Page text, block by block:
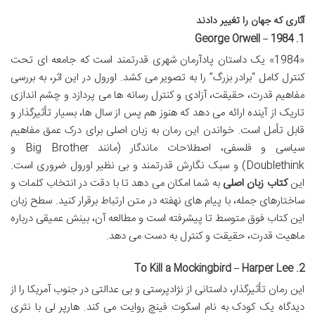
آثاری که جهان را تغییر دادند
1. 1984 – George Orwell
«1984» یک داستان پادآرمان شهری قدرتمند است که جامعه ای تحت
کنترل کامل “برادر بزرگ” را به تصویر می کشد. اورول در این اثر، به بررسی
مفاهیم قدرت، حقیقت، آزادی و کنترل رسانه ها می پردازد و چشم اندازی
تاریک از آینده ارائه می دهد که هنوز هم پس از سال ها، بسیار تأثیرگذار و
قابل تأمل است. خواندن این رمان به زبان اصلی برای درک عمق مفاهیم
سیاسی و فلسفی، اصطلاحات ماندگار (مانند Big Brother و
Doublethink) و سبک نگارش قدرتمند و بی نظیر اورول ضروری است.
اینکتاب زبان اصلی به شما امکان می دهد تا با دقت در انتخاب کلمات و
ساختارهای جمله، با پیام های نهفته در متن ارتباط برقرار کنید. سطح زبان
این کتاب فوق متوسط تا پیشرفته است و مطالعه آن، بینش عمیقی درباره
ماهیت قدرت، حقیقت و کنترل به دست می دهد.
2. To Kill a Mockingbird – Harper Lee
این رمان تأثیرگذار، داستانی از نژادپرستی و بی عدالتی در جنوب آمریکا را از
دیدگاه یک کودک به نام اسکوت فینچ روایت می کند. هارپر لی با نثری